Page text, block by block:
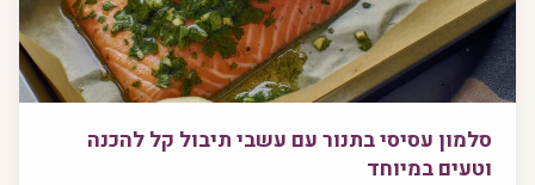
סלמון עסיסי בתנור עם עשבי תיבול קל להכנה
וטעים במיוחד